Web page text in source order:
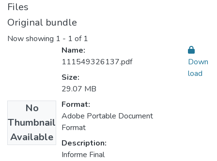
Files
Original bundle
Now showing 1 - 1 of 1
No
Thumbnail
Available
Name:
111549326137.pdf
Size:
29.07 MB
Format:
Adobe Portable Document
Format
Description:
Informe Final
Down
load